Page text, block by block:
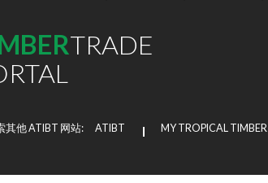
TRADE
其他 ATIBT 网站: ATIBT MY TROPICAL TIMBER